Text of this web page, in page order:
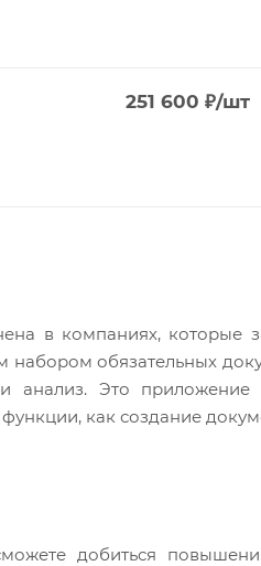
251 600 ₽/шт
в компаниях, которые
обязательных
и анализ. Это
как создание
добиться